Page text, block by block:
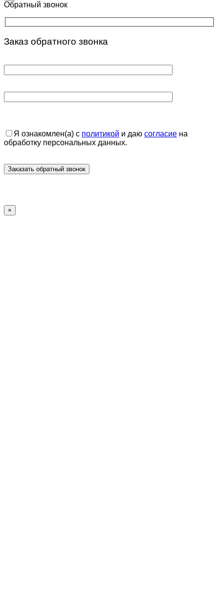
Обратный звонок
Заказ обратного звонка
Я ознакомлен(а) с политикой и даю согласие на
обработку персональных данных.
×